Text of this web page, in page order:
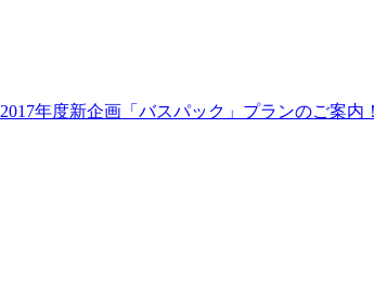
2017年度新企画「バスパック」プランのご案内！